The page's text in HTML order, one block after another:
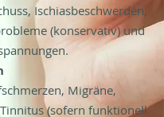
Ischiasbeschwerden,
(konservativ) und
Migräne,
(sofern funktionell